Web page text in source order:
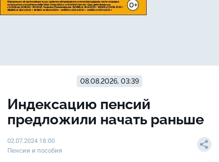
08.08.2026, 03:39
Индексацию пенсий
предложили начать раньше
02.07.2024 18:00
Пенсии и пособия